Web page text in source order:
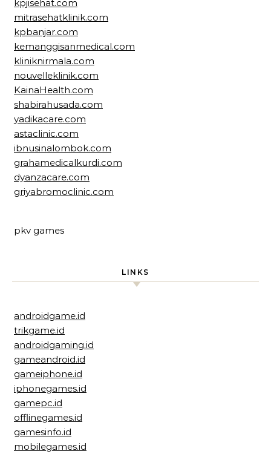
kpjisehat.com
mitrasehatklinik.com
kpbanjar.com
kemanggisanmedical.com
kliniknirmala.com
nouvelleklinik.com
KainaHealth.com
shabirahusada.com
yadikacare.com
astaclinic.com
ibnusinalombok.com
grahamedicalkurdi.com
dyanzacare.com
griyabromoclinic.com
pkv games
LINKS
androidgame.id
trikgame.id
androidgaming.id
gameandroid.id
gameiphone.id
iphonegames.id
gamepc.id
offlinegames.id
gamesinfo.id
mobilegames.id